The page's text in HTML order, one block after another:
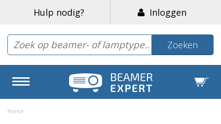
Hulp nodig? Inloggen
Zoeken
Home